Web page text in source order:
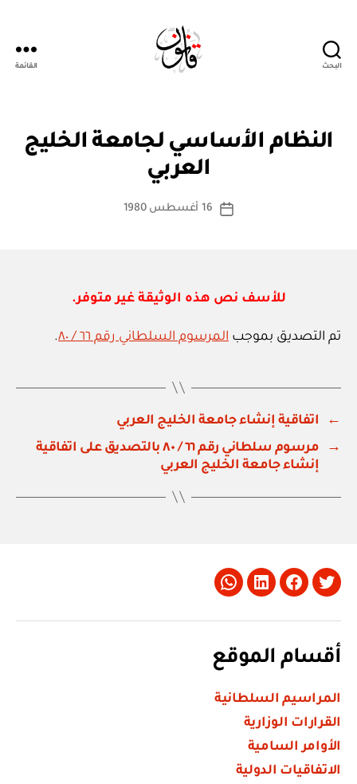
البحث القائمة
التصنيفات
النظام الأساسي لجامعة الخليج
العربي
كاتب
بو
س
ة
تاريخ
16 أغسطس 1980
للأسف نص هذه الوثيقة غير متوفر.
تم التصديق بموجب المرسوم السلطاني رقم ٦٦ / ٨٠ .
←
اتفاقية إنشاء جامعة الخليج العربي
→
مرسوم سلطاني رقم ٦٦ / ٨٠ بالتصديق على اتفاقية
إنشاء جامعة الخليج العربي
Twitter
Facebook
LinkedIn
Whatsapp
أقسام الموقع
المراسيم السلطانية
القرارات الوزارية
الأوامر السامية
الاتفاقيات الدولية